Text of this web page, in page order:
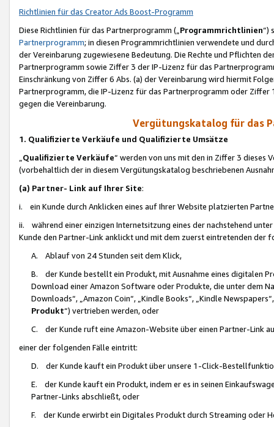
Richtlinien für das Creator Ads Boost-Programm
Diese Richtlinien für das Partnerprogramm („Programmrichtlinien“)
Partnerprogramm; in diesen Programmrichtlinien verwendete und
der Vereinbarung zugewiesene Bedeutung. Die Rechte und Pflichten
Partnerprogramm sowie Ziffer 3 der IP-Lizenz für das
Einschränkung von Ziffer 6 Abs. (a) der Vereinbarung wird hiermit
Partnerprogramm, die IP-Lizenz für das Partnerprogramm oder
gegen die Vereinbarung.
Vergütungskatalog für das
1. Qualifizierte Verkäufe und Qualifizierte Umsätze
Qualifizierte Verkäufe“ werden von uns mit den in Ziffer 3
(vorbehaltlich der in diesem Vergütungskatalog beschriebenen
(a) Partner- Link auf Ihrer Site:
i. ein Kunde durch Anklicken eines auf Ihrer Website platzierten
ii. während einer einzigen Internetsitzung eines der nachstehend
Kunde den Partner-Link anklickt und mit dem zuerst eintretenden der
A. Ablauf von 24 Stunden seit dem Klick,
B. der Kunde bestellt ein Produkt, mit Ausnahme eines digitalen
Download einer Amazon Software oder Produkte, die unter dem
Downloads“, „Amazon Coin“, „Kindle Books“, „Kindle
Produkt“) vertrieben werden, oder
C. der Kunde ruft eine Amazon-Website über einen Partner-Link
einer der folgenden Fälle eintritt:
D. der Kunde kauft ein Produkt über unsere 1-Click-
E. der Kunde kauft ein Produkt, indem er es in seinen
Partner-Links abschließt, oder
F. der Kunde erwirbt ein Digitales Produkt durch Streaming oder